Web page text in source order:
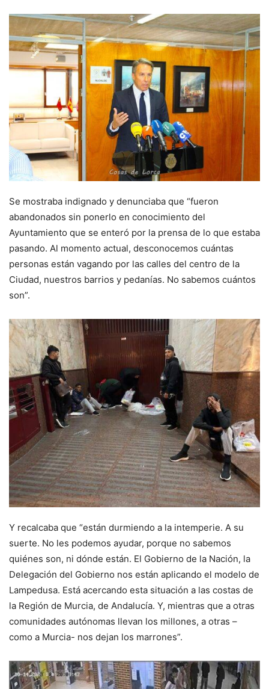
Se mostraba indignado y denunciaba que “fueron
abandonados sin ponerlo en conocimiento del
Ayuntamiento que se enteró por la prensa de lo que estaba
pasando. Al momento actual, desconocemos cuántas
personas están vagando por las calles del centro de la
Ciudad, nuestros barrios y pedanías. No sabemos cuántos
son”.
Y recalcaba que “están durmiendo a la intemperie. A su
suerte. No les podemos ayudar, porque no sabemos
quiénes son, ni dónde están. El Gobierno de la Nación, la
Delegación del Gobierno nos están aplicando el modelo de
Lampedusa. Está acercando esta situación a las costas de
la Región de Murcia, de Andalucía. Y, mientras que a otras
comunidades autónomas llevan los millones, a otras –
como a Murcia- nos dejan los marrones”.